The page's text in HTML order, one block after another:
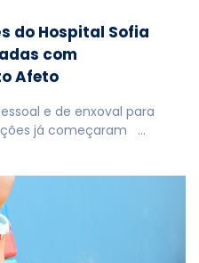
do Hospital Sofia
com
Afeto
e de enxoval para
já começaram …